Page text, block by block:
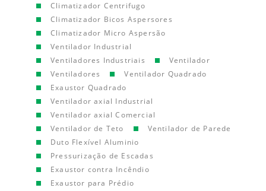
Climatizador Centrifugo
Climatizador Bicos Aspersores
Climatizador Micro Aspersão
Ventilador Industrial
Ventiladores Industriais
Ventilador
Ventiladores
Ventilador Quadrado
Exaustor Quadrado
Ventilador axial Industrial
Ventilador axial Comercial
Ventilador de Teto
Ventilador de Parede
Duto Flexível Aluminio
Pressurização de Escadas
Exaustor contra Incêndio
Exaustor para Prédio